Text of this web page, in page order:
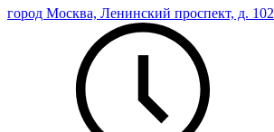
город Москва, Ленинский проспект, д. 102